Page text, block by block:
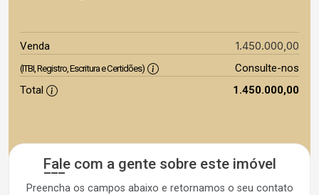
Venda 1.450.000,00
(ITBI, Registro, Escritura e Certidões)
Consulte-nos
Total
1.450.000,00
Fale com a gente sobre este imóvel
Preencha os campos abaixo e retornamos o seu contato